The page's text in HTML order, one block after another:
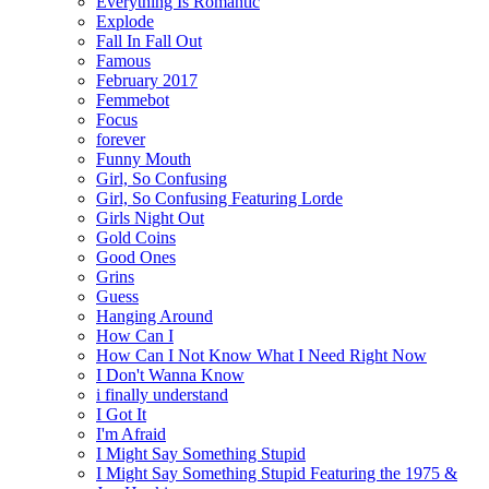
Explode
Fall In Fall Out
Famous
February 2017
Femmebot
Focus
forever
Funny Mouth
Girl, So Confusing
Girl, So Confusing Featuring Lorde
Girls Night Out
Gold Coins
Good Ones
Grins
Guess
Hanging Around
How Can I
How Can I Not Know What I Need Right Now
I Don't Wanna Know
i finally understand
I Got It
I'm Afraid
I Might Say Something Stupid
I Might Say Something Stupid Featuring the 1975 &